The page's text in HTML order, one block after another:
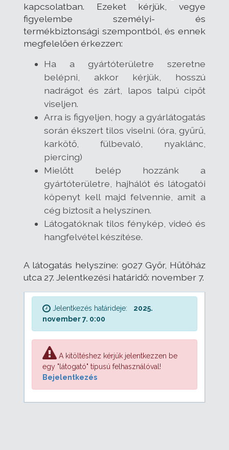
kapcsolatban. Ezeket kérjük, vegye
figyelembe személyi- és
termékbiztonsági szempontból, és ennek
megfelelően érkezzen:
Ha a gyártóterületre szeretne
belépni, akkor kérjük, hosszú
nadrágot és zárt, lapos talpú cipőt
viseljen.
Arra is figyeljen, hogy a gyárlátogatás
során ékszert tilos viselni. (óra, gyűrű,
karkötő, fülbevaló, nyaklánc,
piercing)
Mielőtt belép hozzánk a
gyártóterületre, hajhálót és látogatói
köpenyt kell majd felvennie, amit a
cég biztosít a helyszínen.
Látogatóknak tilos fénykép, videó és
hangfelvétel készítése.
A látogatás helyszíne: 9027 Győr, Hűtőház
utca 27. Jelentkezési határidő: november 7.
Jelentkezés határideje:
2025.
november 7. 0:00
A kitöltéshez kérjük jelentkezzen be
egy "látogató" típusú felhasználóval!
Bejelentkezés